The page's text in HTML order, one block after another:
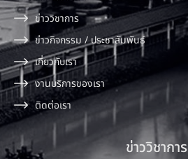
ข่าววิชาการ
ข่าวกิจกรรม / ประชาสัมพันธ์
เกี่ยวกับเรา
งานบริการของเรา
ติดต่อเรา
ข่าววิชาการ